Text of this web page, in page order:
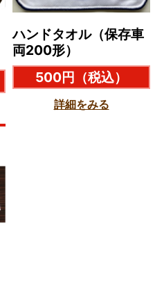
ハンドタオル（保存車
両200形）
500円 （税込）
詳細をみる